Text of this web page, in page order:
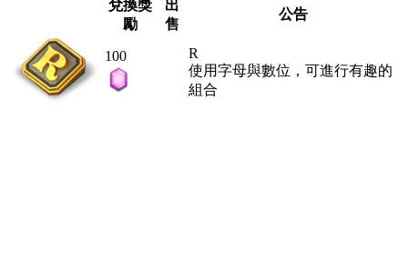
兌換獎
勵
出
售
公告
100
R
使用字母與數位，可進行有趣的
組合